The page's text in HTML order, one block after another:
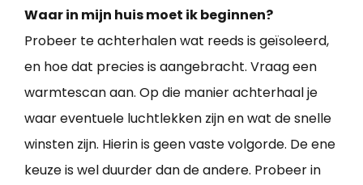
Waar in mijn huis moet ik beginnen?
Probeer te achterhalen wat reeds is geïsoleerd,
en hoe dat precies is aangebracht. Vraag een
warmtescan aan. Op die manier achterhaal je
waar eventuele luchtlekken zijn en wat de snelle
winsten zijn. Hierin is geen vaste volgorde. De ene
keuze is wel duurder dan de andere. Probeer in